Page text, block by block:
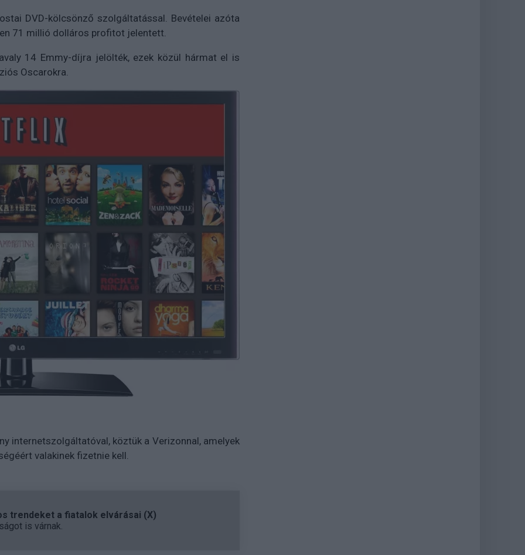
DVD-kölcsönző szolgáltatással. Bevételei azóta
71 millió dolláros profitot jelentett.
14 Emmy-díjra jelölték, ezek közül hármat el is
Oscarokra.
internetszolgáltatóval, köztük a Verizonnal, amelyek
valakinek fizetnie kell.
trendeket a fiatalok elvárásai (X)
is várnak.